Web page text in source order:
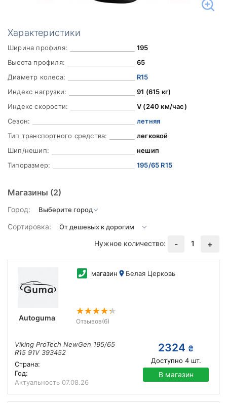
Характеристики
Ширина профиля:
195
Высота профиля:
65
Диаметр колеса:
R15
Индекс нагрузки:
91 (615 кг)
Индекс скорости:
V (240 км/час)
Сезон:
летняя
Тип транспортного средства:
легковой
Шип/нешип:
нешип
Типоразмер:
195/65 R15
Магазины (2)
Город:
Сортировка:
Нужное количество:
- 1 +
Autoguma
магазин Белая Церковь
Отзывов(6)
Viking ProTech NewGen 195/65
R15 91V 393452
Страна:
Год:
Актуальность 07.08.26
2324 ₴
Доступно 4шт.
В магазин